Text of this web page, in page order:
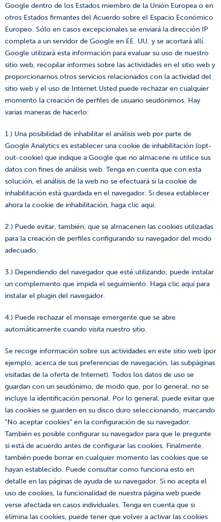
Google dentro de los Estados miembro de la Unión Europea o en
otros Estados firmantes del Acuerdo sobre el Espacio Económico
Europeo. Sólo en casos excepcionales se enviará la dirección IP
completa a un servidor de Google en EE. UU. y se acortará allí.
Google utilizará esta información para evaluar su uso de nuestro
sitio web, recopilar informes sobre las actividades en el sitio web y
proporcionarnos otros servicios relacionados con la actividad del
sitio web y el uso de Internet.Usted puede rechazar en cualquier
momento la creación de perfiles de usuario seudónimos. Hay
varias maneras de hacerlo:
1.) Una posibilidad de inhabilitar el análisis web por parte de
Google Analytics es establecer una cookie de inhabilitación (opt-
out-cookie) que indique a Google que no almacene ni utilice sus
datos con fines de análisis web. Tenga en cuenta que con esta
solución, el análisis de la web no se efectuará si la cookie de
inhabilitación está guardada en el navegador. Si desea establecer
ahora la cookie de inhabilitación, haga clic aquí.
2.) Puede evitar, también, que se almacenen las cookies utilizadas
para la creación de perfiles configurando su navegador del modo
adecuado.
3.) Dependiendo del navegador que esté utilizando, puede instalar
un complemento que impida el seguimiento. Haga clic aquípara
instalar el plugin del navegador.
4.) Puede rechazar el mensaje emergente que se abre
automáticamente cuando visita nuestro sitio.
Se recoge información sobre sus actividades en este sitio web (por
ejemplo, acerca de sus preferencias de navegación, las subpáginas
visitadas de la oferta de Internet). Todos los datos de uso se
guardan con un seudónimo, de modo que, por lo general, no se
incluye la identificación personal. Por lo general, puede evitar que
las cookies se guarden en su disco duro seleccionando, marcando
"No aceptar cookies" en la configuración de su navegador.
También es posible configurar su navegador para que le pregunte
si está de acuerdo antes de configurar las cookies. Finalmente,
también puede borrar en cualquier momento las cookies que se
hayan establecido. Puede consultar como funciona esto en
detalle en las páginas de ayuda de su navegador. Si no acepta el
uso de cookies, la funcionalidad de nuestra página web puede
verse afectada en casos individuales. Tenga en cuenta que si
elimina las cookies, puede tener que volver a activar las cookies